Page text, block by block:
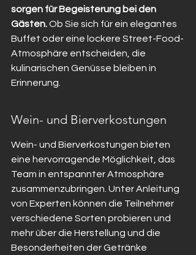
sorgen für Begeisterung bei den
Gästen. Ob Sie sich für ein elegantes
Buffet oder eine lockere Street-Food-
Atmosphäre entscheiden, die
kulinarischen Genüsse bleiben in
Erinnerung.
Wein- und Bierverkostungen
Wein- und Bierverkostungen bieten
eine hervorragende Möglichkeit, das
Team in entspannter Atmosphäre
zusammenzubringen. Unter Anleitung
von Experten können die Teilnehmer
verschiedene Sorten probieren und
mehr über die Herstellung und die
Besonderheiten der Getränke